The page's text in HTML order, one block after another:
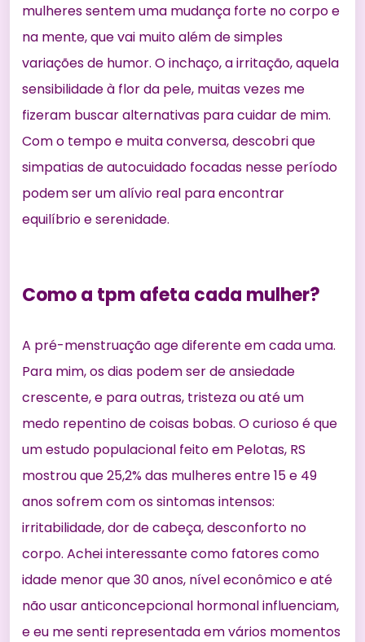
mulheres sentem uma mudança forte no corpo e
na mente, que vai muito além de simples
variações de humor. O inchaço, a irritação, aquela
sensibilidade à flor da pele, muitas vezes me
fizeram buscar alternativas para cuidar de mim.
Com o tempo e muita conversa, descobri que
simpatias de autocuidado focadas nesse período
podem ser um alívio real para encontrar
equilíbrio e serenidade.
Como a tpm afeta cada mulher?
A pré-menstruação age diferente em cada uma.
Para mim, os dias podem ser de ansiedade
crescente, e para outras, tristeza ou até um
medo repentino de coisas bobas. O curioso é que
umestudo populacional feito em Pelotas, RS
mostrou que 25,2% das mulheres entre 15 e 49
anos sofrem com os sintomas intensos:
irritabilidade, dor de cabeça, desconforto no
corpo. Achei interessante como fatores como
idade menor que 30 anos, nível econômico e até
não usar anticoncepcional hormonal influenciam,
e eu me senti representada em vários momentos